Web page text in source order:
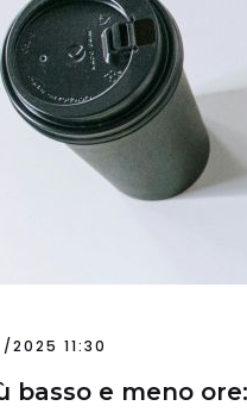
11:30
basso e meno